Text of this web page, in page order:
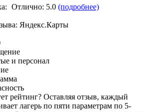
Отлично: 5.0 (подробнее)
Яндекс.Карты
и персонал
рейтинг? Оставляя отзыв, каждый
лагерь по пяти параметрам по 5-